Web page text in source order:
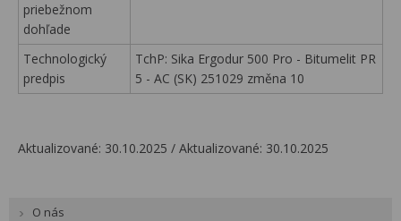
priebežnom
dohľade
Technologický
predpis
TchP: Sika Ergodur 500 Pro - Bitumelit PR
5 - AC (SK) 251029 změna 10
Aktualizované: 30.10.2025 / Aktualizované: 30.10.2025
O nás